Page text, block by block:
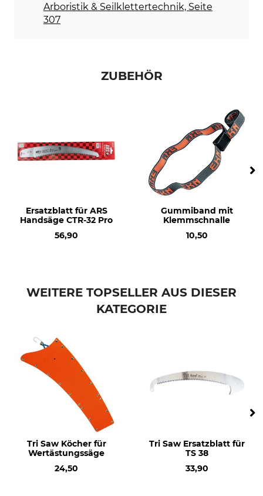
Produkttyp
Herstellung
Arboristik & Seilklettertechnik, Seite
307
ZUBEHÖR
Ersatzblatt für ARS
Handsäge CTR-32 Pro
56,90
Gummiband mit
Klemmschnalle
10,50
WEITERE TOPSELLER AUS DIESER
KATEGORIE
Tri Saw Köcher für
Wertästungssäge
24,50
Tri Saw Ersatzblatt für
TS 38
33,90